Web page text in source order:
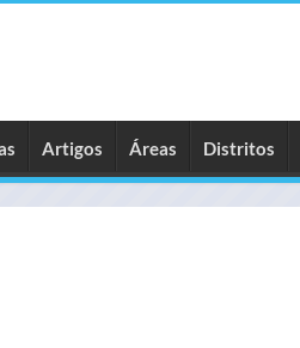
Artigos Áreas Distritos